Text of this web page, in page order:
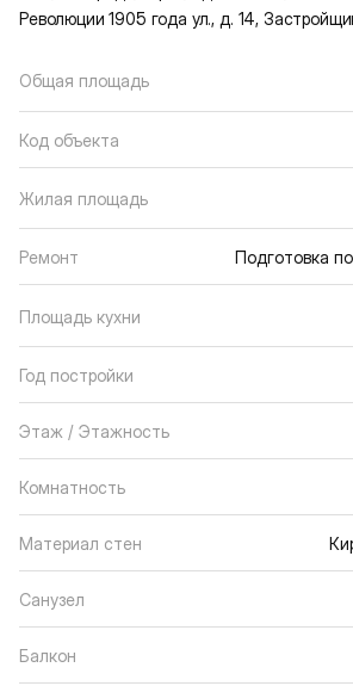
Революции 1905 года ул., д. 14,
Общая площадь
Код объекта
Жилая площадь
Ремонт Подготовка
Площадь кухни
Год постройки
Этаж / Этажность
Комнатность
Материал стен
Санузел
Балкон